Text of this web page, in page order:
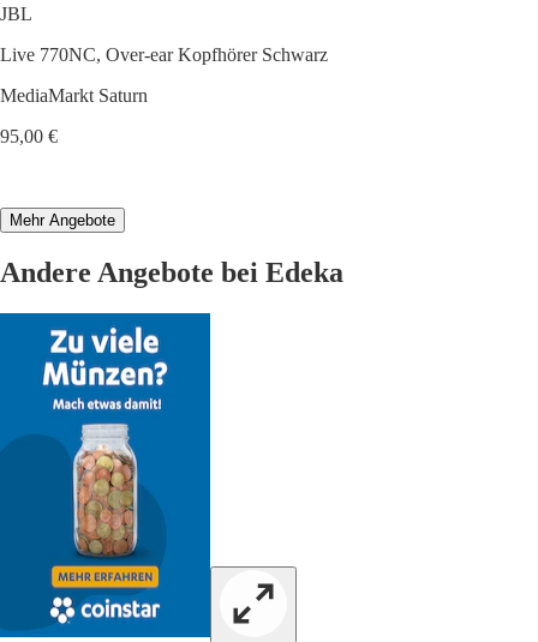
JBL
Live 770NC, Over-ear Kopfhörer Schwarz
MediaMarkt Saturn
95,00 €
Mehr Angebote
Andere Angebote bei Edeka